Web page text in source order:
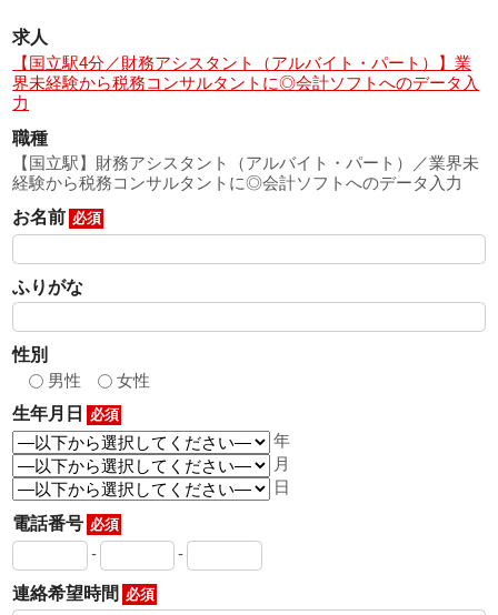
求人
【国立駅4分／財務アシスタント（アルバイト・パート）】業
界未経験から税務コンサルタントに◎会計ソフトへのデータ入
力
職種
【国立駅】財務アシスタント（アルバイト・パート）／業界未
経験から税務コンサルタントに◎会計ソフトへのデータ入力
お名前 必須
ふりがな
性別
男性
女性
生年月日
必須
年
月
日
電話番号 必須
- -
連絡希望時間 必須